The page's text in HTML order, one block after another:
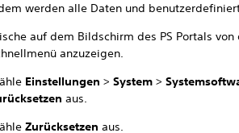
werden alle Daten und
auf dem Bildschirm des PS Portals
anzuzeigen.
Einstellungen >System >
aus.
Zurücksetzen aus.